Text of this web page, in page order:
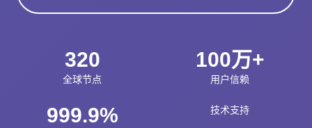
320
全球节点
100万+
用户信赖
999.9% 技术支持